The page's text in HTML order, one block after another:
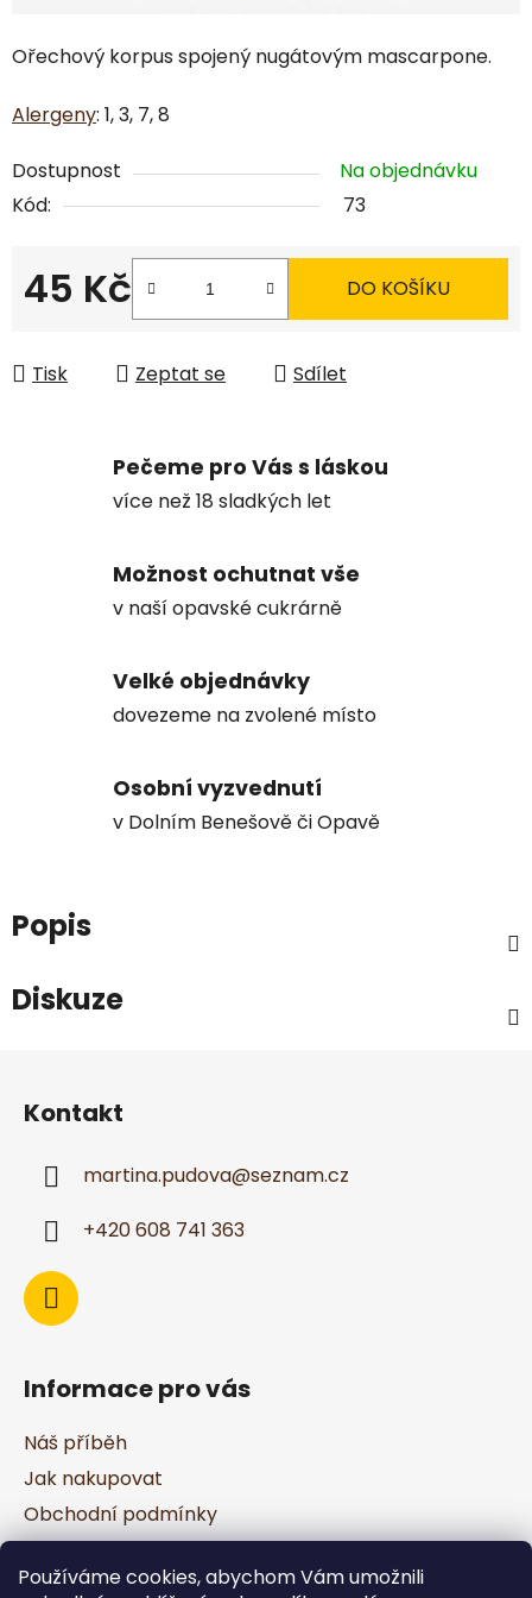
Používáme cookies, abychom Vám umožnili
Ořechový korpus spojený nugátovým mascarpone.
Alergeny: 1, 3, 7, 8
Dostupnost
Na objednávku
Kód:
73
45 Kč
Měrná cena:
DO KOŠÍKU
Tisk Zeptat se Sdílet
Pečeme pro Vás s láskou
více než 18 sladkých let
Možnost ochutnat vše
v naší opavské cukrárně
Velké objednávky
dovezeme na zvolené místo
Osobní vyzvednutí
v Dolním Benešově či Opavě
Popis
Diskuze
Kontakt
martina.pudova@seznam.cz
+420 608 741 363
Informace pro vás
Náš příběh
Jak nakupovat
Obchodní podmínky
Podmínky ochrany osobních údajů